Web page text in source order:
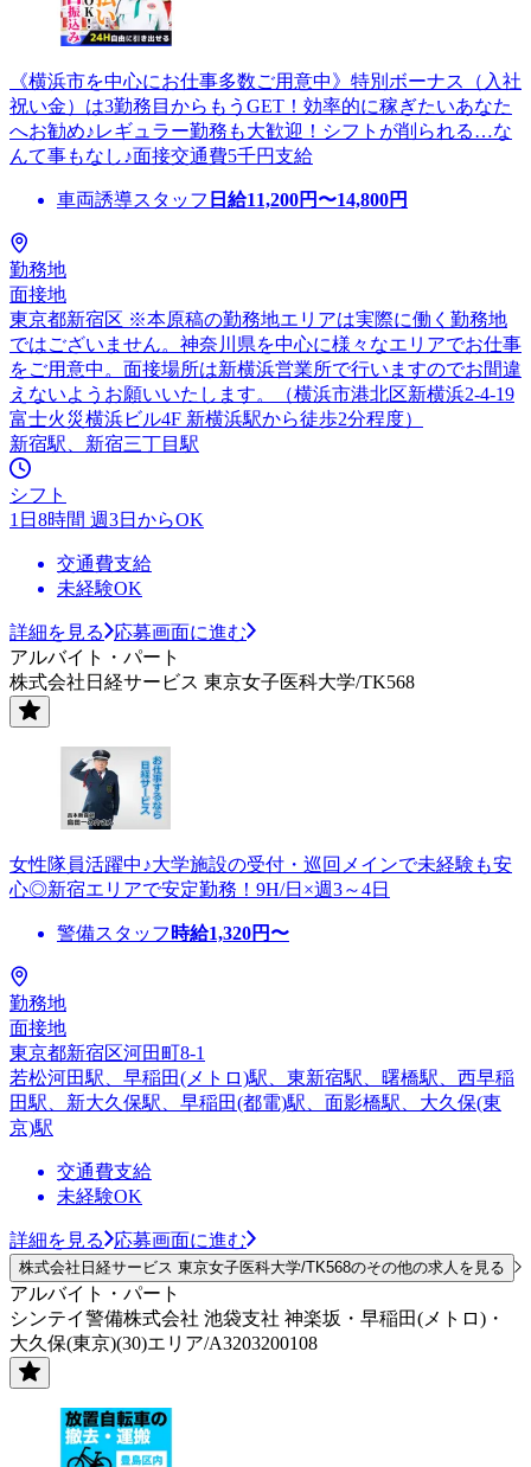
《横浜市を中心にお仕事多数ご用意中》特別ボーナス（入社
祝い金）は3勤務目からもうGET！効率的に稼ぎたいあなた
へお勧め♪レギュラー勤務も大歓迎！シフトが削られる…な
んて事もなし♪面接交通費5千円支給
車両誘導スタッフ 日給11,200円〜14,800円
勤務地
面接地
東京都新宿区 ※本原稿の勤務地エリアは実際に働く勤務地
ではございません。神奈川県を中心に様々なエリアでお仕事
をご用意中。面接場所は新横浜営業所で行いますのでお間違
えないようお願いいたします。（横浜市港北区新横浜2-4-19
富士火災横浜ビル4F 新横浜駅から徒歩2分程度）
新宿駅、新宿三丁目駅
シフト
1日8時間 週3日からOK
交通費支給
未経験OK
詳細を見る
応募画面に進む
アルバイト・パート
株式会社日経サービス 東京女子医科大学/TK568
女性隊員活躍中♪大学施設の受付・巡回メインで未経験も安
心◎新宿エリアで安定勤務！9H/日×週3～4日
警備スタッフ 時給1,320円〜
勤務地
面接地
東京都新宿区河田町8-1
若松河田駅、早稲田(メトロ)駅、東新宿駅、曙橋駅、西早稲
田駅、新大久保駅、早稲田(都電)駅、面影橋駅、大久保(東
京)駅
交通費支給
未経験OK
詳細を見る 応募画面に進む
株式会社日経サービス 東京女子医科大学/TK568のその他の求人を見る
アルバイト・パート
シンテイ警備株式会社 池袋支社 神楽坂・早稲田(メトロ)・
大久保(東京)(30)エリア/A3203200108